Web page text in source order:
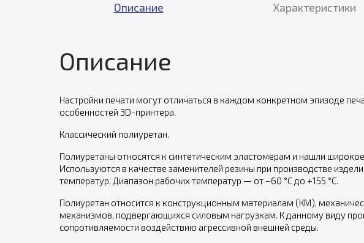
Описание Характеристики
Описание
Настройки печати могут отличаться в каждом конкретном эпизоде
особенностей 3D-принтера.
Классический полиуретан.
Полиуретаны относятся к синтетическим эластомерам и нашли
Используются в качестве заменителей резины при производстве
температур. Диапазон рабочих температур — от −60 °С до +155 °С.
Полиуретан относится к конструкционным материалам (КМ),
механизмов, подвергающихся силовым нагрузкам. К данному виду
сопротивляемости воздействию агрессивной внешней среды.